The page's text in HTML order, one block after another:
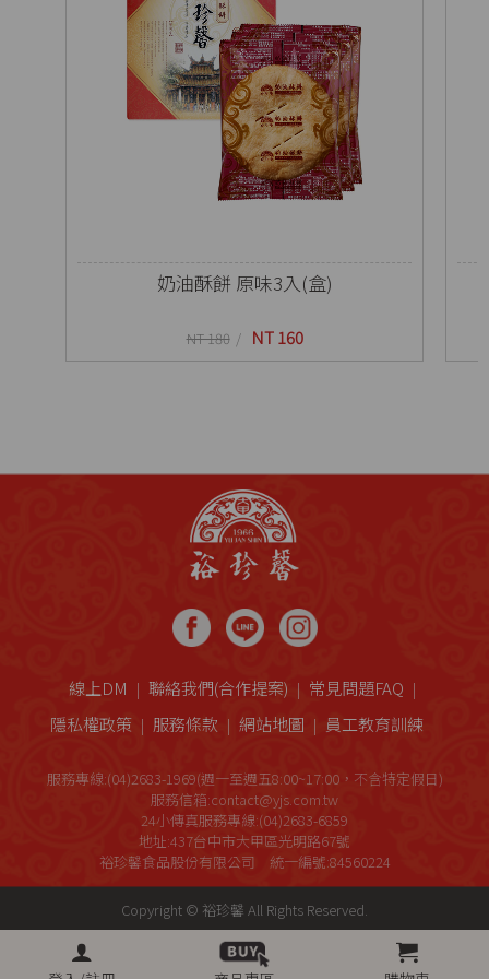
奶油酥餅 原味3入(盒)
NT 180 NT 160
線上DM 聯絡我們(合作提案)
常見問題FAQ
隱私權政策
服務條款 網站地圖 員工教育訓練
服務專線:(04)2683-1969(週一至週五8:00~17:00，不含特定假日)
服務信箱:contact@yjs.com.tw
24小傳真服務專線:(04)2683-6859
地址:437台中市大甲區光明路67號
裕珍馨食品股份有限公司 統一編號:84560224
Copyright © 裕珍馨 All Rights Reserved.